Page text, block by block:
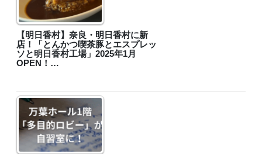
【明日香村】奈良・明日香村に新
店！「とんかつ喫茶豚とエスプレッ
ソと明日香村工場」2025年1月
OPEN！…